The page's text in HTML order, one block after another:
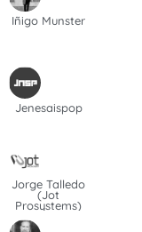
Iñigo Munster
Jenesaispop
Jorge Talledo
(Jot
Prosystems)